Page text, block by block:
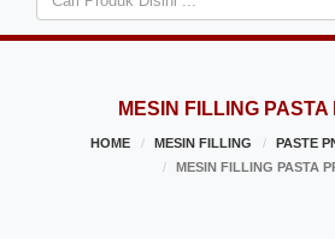
MESIN FILLING PASTA
HOME MESIN FILLING
PASTE
MESIN FILLING PASTA